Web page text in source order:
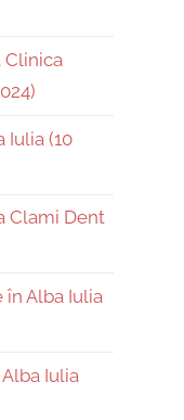
Clinica
Iulia (10
Clami Dent
în Alba Iulia
Iulia